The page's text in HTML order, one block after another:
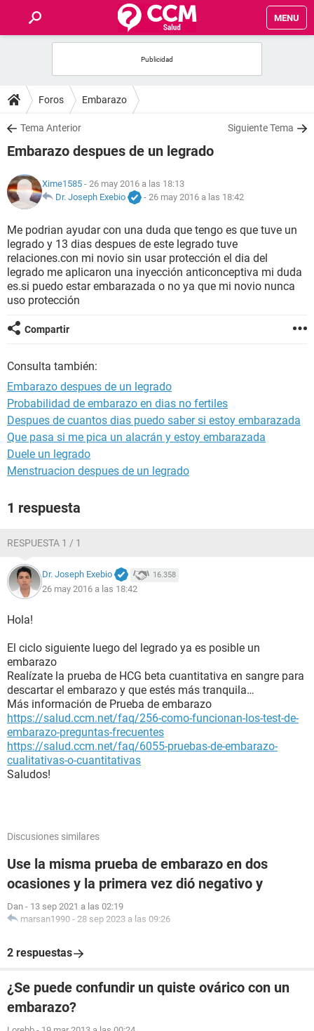
MENU
FOROS
SALUD
NUTRICIÓN
BIENESTAR
SEXUALIDAD
GLOSARIO
Foros Embarazo
Tema Anterior Siguiente Tema
Embarazo despues de un legrado
Xime1585 - 26 may 2016 a las 18:13
Dr. Joseph Exebio
- 26 may 2016 a las 18:42
Me podrian ayudar con una duda que tengo es que tuve un
legrado y 13 dias despues de este legrado tuve
relaciones.con mi novio sin usar protección el dia del
legrado me aplicaron una inyección anticonceptiva mi duda
es.si puedo estar embarazada o no ya que mi novio nunca
uso protección
Compartir
Consulta también:
Embarazo despues de un legrado
Probabilidad de embarazo en dias no fertiles
Despues de cuantos dias puedo saber si estoy embarazada
Que pasa si me pica un alacrán y estoy embarazada
Duele un legrado
Menstruacion despues de un legrado
1 respuesta
RESPUESTA 1 / 1
Dr. Joseph Exebio 16.358
26 may 2016 a las 18:42
Hola!
El ciclo siguiente luego del legrado ya es posible un
embarazo
Realízate la prueba de HCG beta cuantitativa en sangre para
descartar el embarazo y que estés más tranquila…
Más información de Prueba de embarazo
https://salud.ccm.net/faq/256-como-funcionan-los-test-de-
embarazo-preguntas-frecuentes
https://salud.ccm.net/faq/6055-pruebas-de-embarazo-
cualitativas-o-cuantitativas
Saludos!
Discusiones similares
Use la misma prueba de embarazo en dos
ocasiones y la primera vez dió negativo y
Dan - 13 sep 2021 a las 02:19
marsan1990 - 28 sep 2023 a las 09:26
2 respuestas
¿Se puede confundir un quiste ovárico con un
embarazo?